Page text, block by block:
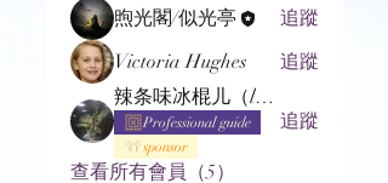
煦光閣/似光亭
追蹤
Victoria Hughes
追蹤
辣条味冰棍儿（lof别玩了要氪金的）
Professional guide
sponsor
追蹤
查看所有會員（5）